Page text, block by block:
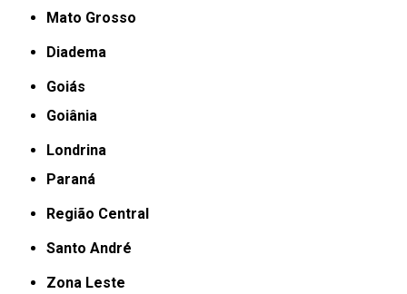
Mato Grosso
Diadema
Goiás
Goiânia
Londrina
Paraná
Região Central
Santo André
Zona Leste